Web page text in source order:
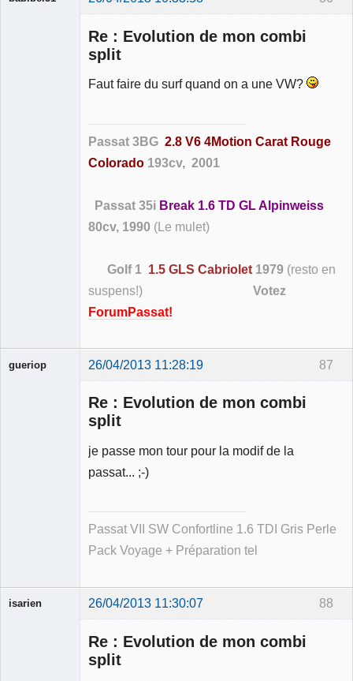
Re : Evolution de mon combi
split
Faut faire du surf quand on a une VW?
Passat 3BG 2.8 V6 4Motion Carat Rouge
Colorado 193cv, 2001
Passat 35i Break 1.6 TD GL Alpinweiss
80cv, 1990 (Le mulet)
Golf 1 1.5 GLS Cabriolet 1979 (resto en
suspens!) Votez
ForumPassat!
87
gueriop 26/04/2013 11:28:19
Re : Evolution de mon combi
split
je passe mon tour pour la modif de la
passat... ;-)
Passat VII SW Confortline 1.6 TDI Gris Perle
Pack Voyage + Préparation tel
88
isarien 26/04/2013 11:30:07
Re : Evolution de mon combi
split